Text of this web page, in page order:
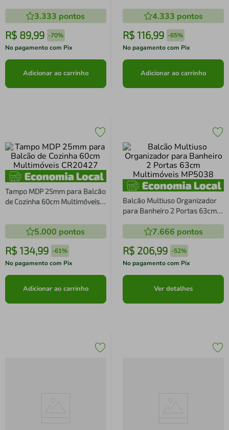
3.333 pontos
R$ 89,99 -70%
No pagamento com Pix
Adicionar ao carrinho
4.333 pontos
R$ 116,99 -65%
No pagamento com Pix
Adicionar ao carrinho
Tampo MDP 25mm para Balcão
de Cozinha 60cm Multimóveis
5.000 pontos
R$ 134,99 -61%
No pagamento com Pix
Adicionar ao carrinho
Balcão Multiuso Organizador
para Banheiro 2 Portas 63cm
7.666 pontos
R$ 206,99 -52%
No pagamento com Pix
Ver detalhes